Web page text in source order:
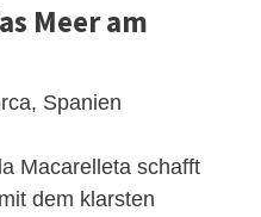
Meer am
Spanien
Macarelleta schafft
dem klarsten